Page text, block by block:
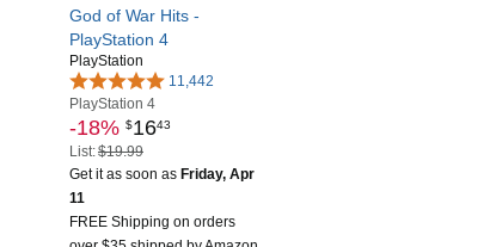
God of War Hits -
PlayStation 4
PlayStation
11,442
PlayStation 4
-18% $1643
List:$19.99
Get it as soon as Friday, Apr
11
FREE Shipping on orders